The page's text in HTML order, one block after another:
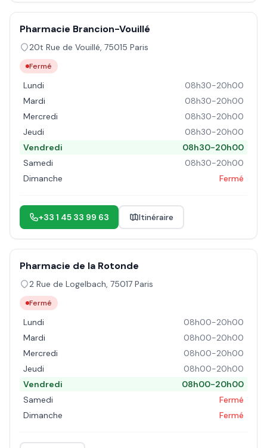
Pharmacie Brancion-Vouillé
20t Rue de Vouillé, 75015 Paris
Fermé
Lundi
08h30-20h00
Mardi
08h30-20h00
Mercredi
08h30-20h00
Jeudi
08h30-20h00
Vendredi
08h30-20h00
Samedi
08h30-20h00
Dimanche
Fermé
+33 1 45 33 99 63 Itinéraire
Pharmacie de la Rotonde
2 Rue de Logelbach, 75017 Paris
Fermé
Lundi
08h00-20h00
Mardi
08h00-20h00
Mercredi
08h00-20h00
Jeudi
08h00-20h00
Vendredi
08h00-20h00
Samedi
Fermé
Dimanche
Fermé